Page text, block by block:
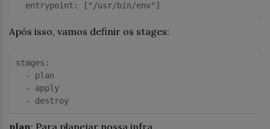
entrypoint : [ "/usr/bin/env"
Após isso, vamos definir os stages:
stages:
  -
  -
  -
destroy